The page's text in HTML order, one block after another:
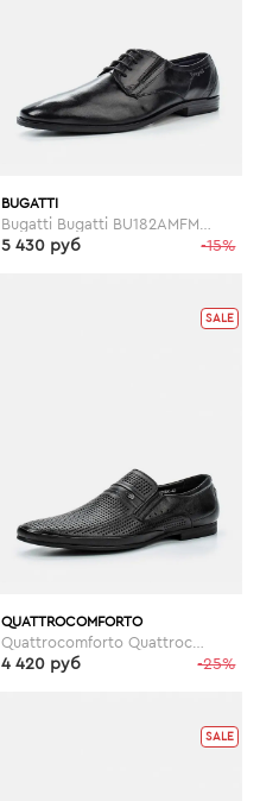
BUGATTI
-15%
5 430 руб
SALE
QUATTROCOMFORTO
Quattrocomforto Quattrocomforto QU003AMERS02
-25%
4 420 руб
SALE